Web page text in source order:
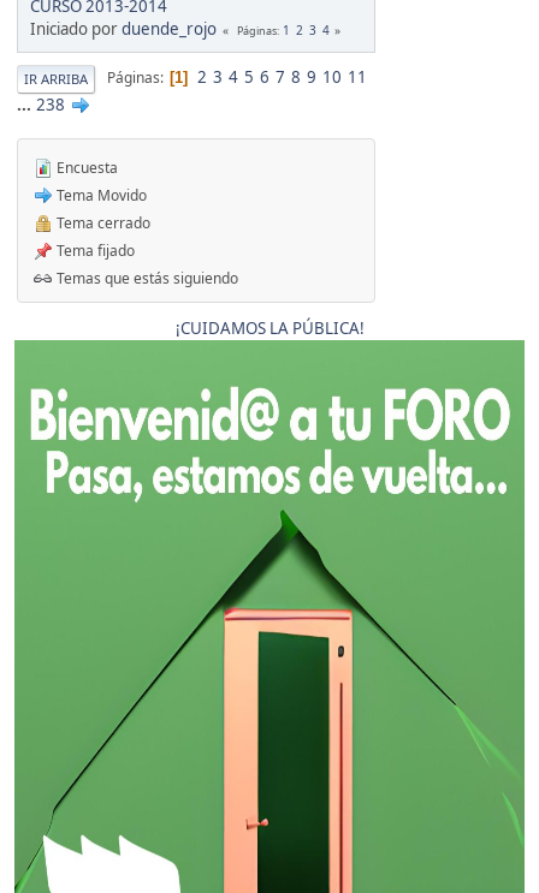
CURSO 2013-2014
Iniciado porduende_rojo Páginas 1 2 3 4
IR ARRIBA Páginas 1 2 3 4 5 6 7 8 9 10 11
... 238
Encuesta
Tema Movido
Tema cerrado
Tema fijado
Temas que estás siguiendo
¡CUIDAMOS LA PÚBLICA!